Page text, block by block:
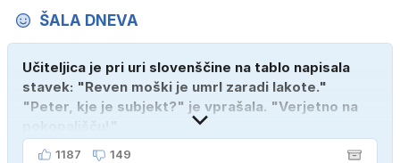
ŠALA DNEVA
Učiteljica je pri uri slovenščine na tablo napisala
stavek: "Reven moški je umrl zaradi lakote."
"Peter, kje je subjekt?" je vprašala. "Verjetno na
1187 149